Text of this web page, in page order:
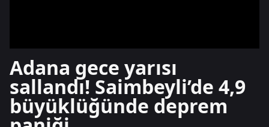
Adana gece yarısı
sallandı! Saimbeyli’de 4,9
büyüklüğünde deprem